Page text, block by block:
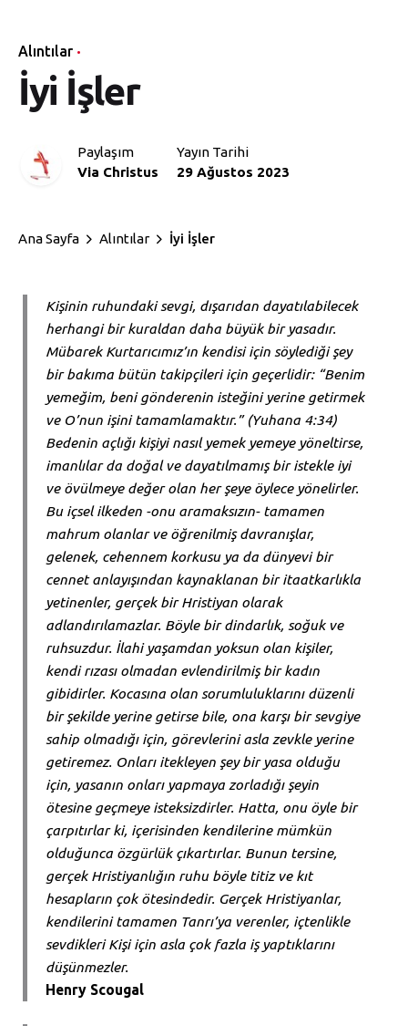
Alıntılar
İyi İşler
Paylaşım
Via Christus
Yayın Tarihi
29 Ağustos 2023
Ana Sayfa Alıntılar İyi İşler
Kişinin ruhundaki sevgi, dışarıdan dayatılabilecek
herhangi bir kuraldan daha büyük bir yasadır.
Mübarek Kurtarıcımız’ın kendisi için söylediği şey
bir bakıma bütün takipçileri için geçerlidir: “Benim
yemeğim, beni gönderenin isteğini yerine getirmek
ve O’nun işini tamamlamaktır.” (Yuhana 4:34)
Bedenin açlığı kişiyi nasıl yemek yemeye yöneltirse,
imanlılar da doğal ve dayatılmamış bir istekle iyi
ve övülmeye değer olan her şeye öylece yönelirler.
Bu içsel ilkeden -onu aramaksızın- tamamen
mahrum olanlar ve öğrenilmiş davranışlar,
gelenek, cehennem korkusu ya da dünyevi bir
cennet anlayışından kaynaklanan bir itaatkarlıkla
yetinenler, gerçek bir Hristiyan olarak
adlandırılamazlar. Böyle bir dindarlık, soğuk ve
ruhsuzdur. İlahi yaşamdan yoksun olan kişiler,
kendi rızası olmadan evlendirilmiş bir kadın
gibidirler. Kocasına olan sorumluluklarını düzenli
bir şekilde yerine getirse bile, ona karşı bir sevgiye
sahip olmadığı için, görevlerini asla zevkle yerine
getiremez. Onları itekleyen şey bir yasa olduğu
için, yasanın onları yapmaya zorladığı şeyin
ötesine geçmeye isteksizdirler. Hatta, onu öyle bir
çarpıtırlar ki, içerisinden kendilerine mümkün
olduğunca özgürlük çıkartırlar. Bunun tersine,
gerçek Hristiyanlığın ruhu böyle titiz ve kıt
hesapların çok ötesindedir. Gerçek Hristiyanlar,
kendilerini tamamen Tanrı’ya verenler, içtenlikle
sevdikleri Kişi için asla çok fazla iş yaptıklarını
düşünmezler.
Henry Scougal